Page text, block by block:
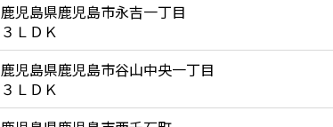
鹿児島県鹿児島市永吉一丁目
３ＬＤＫ
鹿児島県鹿児島市谷山中央一丁目
３ＬＤＫ